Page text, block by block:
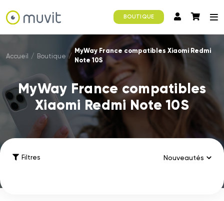
BOUTIQUE
Accueil / Boutique /
MyWay France compatibles Xiaomi Redmi
Note 10S
MyWay France compatibles
Xiaomi Redmi Note 10S
Filtres